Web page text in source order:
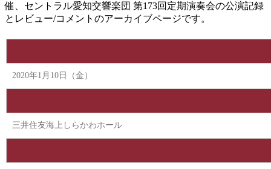
催、セントラル愛知交響楽団 第173回定期演奏会の公演記録
とレビュー/コメントのアーカイブページです。
2020年1月10日（金）
三井住友海上しらかわホール